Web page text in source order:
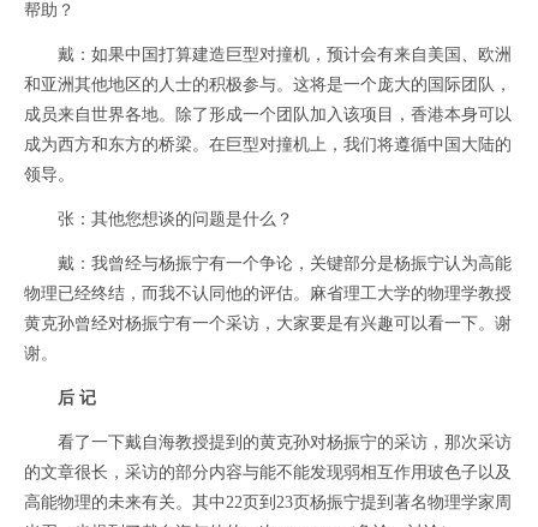
帮助？
戴：如果中国打算建造巨型对撞机，预计会有来自美国、欧洲
和亚洲其他地区的人士的积极参与。这将是一个庞大的国际团队，
成员来自世界各地。除了形成一个团队加入该项目，香港本身可以
成为西方和东方的桥梁。在巨型对撞机上，我们将遵循中国大陆的
领导。
张：其他您想谈的问题是什么？
戴：我曾经与杨振宁有一个争论，关键部分是杨振宁认为高能
物理已经终结，而我不认同他的评估。麻省理工大学的物理学教授
黄克孙曾经对杨振宁有一个采访，大家要是有兴趣可以看一下。谢
谢。
后 记
看了一下戴自海教授提到的黄克孙对杨振宁的采访，那次采访
的文章很长，采访的部分内容与能不能发现弱相互作用玻色子以及
高能物理的未来有关。其中22页到23页杨振宁提到著名物理学家周